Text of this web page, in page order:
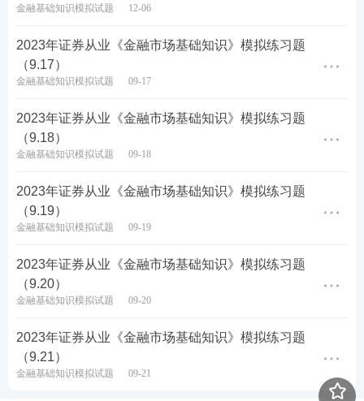
金融基础知识模拟试题 12-06
2023年证券从业《金融市场基础知识》模拟练习题
（9.17）
金融基础知识模拟试题 09-17
2023年证券从业《金融市场基础知识》模拟练习题
（9.18）
金融基础知识模拟试题 09-18
2023年证券从业《金融市场基础知识》模拟练习题
（9.19）
金融基础知识模拟试题 09-19
2023年证券从业《金融市场基础知识》模拟练习题
（9.20）
金融基础知识模拟试题 09-20
2023年证券从业《金融市场基础知识》模拟练习题
（9.21）
金融基础知识模拟试题 09-21